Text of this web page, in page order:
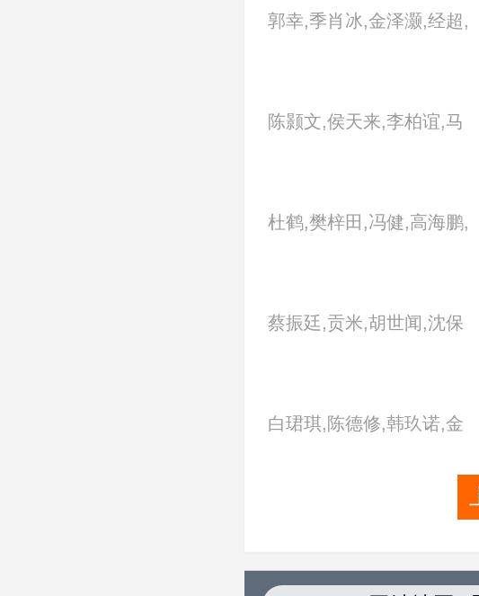
郭幸,季肖冰,金泽灏,经超,
陈颢文,侯天来,李柏谊,马
杜鹤,樊梓田,冯健,高海鹏,
李翠翠,刘伯勋,刘飞虎,刘
庞泽轩,沈航,宋欣华,孙添
垚,王成阳,王建军,王茜华,
张燕妮,赵坤,郑成,周小君
蔡振廷,贡米,胡世闻,沈保
白珺琪,陈德修,韩玖诺,金